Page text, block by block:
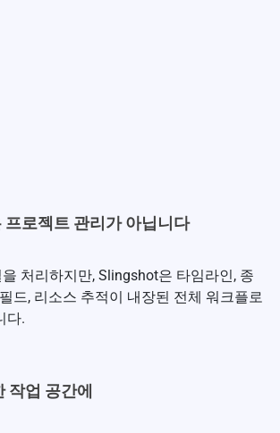
프로젝트 관리가 아닙니다
처리하지만, Slingshot은 타임라인, 종
드, 리소스 추적이 내장된 전체 워크플로
다.
작업 공간에